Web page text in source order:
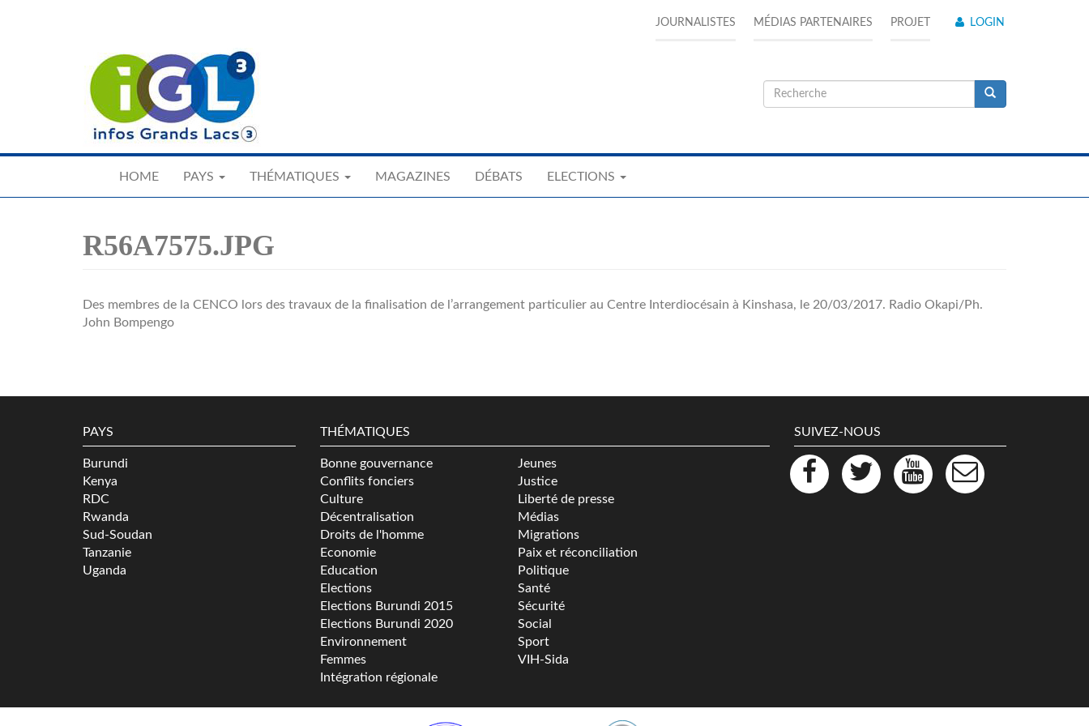
JOURNALISTES MÉDIAS PARTENAIRES PROJET LOGIN
Formulaire
recherche
HOME PAYS THÉMATIQUES MAGAZINES DÉBATS ELECTIONS
R56A7575.JPG
Des membres de la CENCO lors des travaux de la finalisation de l’arrangement particulier au Centre Interdiocésain à Kinshasa, le 20/03/2017. Radio Okapi/Ph.
John Bompengo
PAYS
Burundi
Kenya
RDC
Rwanda
Sud-Soudan
Tanzanie
Uganda
THÉMATIQUES
Bonne gouvernance
Conflits fonciers
Culture
Décentralisation
Droits de l'homme
Economie
Education
Elections
Elections Burundi 2015
Elections Burundi 2020
Environnement
Femmes
Intégration régionale
Jeunes
Justice
Liberté de presse
Médias
Migrations
Paix et réconciliation
Politique
Santé
Sécurité
Social
Sport
VIH-Sida
SUIVEZ-NOUS